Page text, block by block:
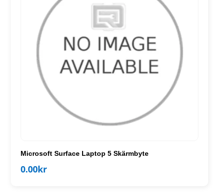
Microsoft Surface Laptop 5 Skärmbyte
0.00kr